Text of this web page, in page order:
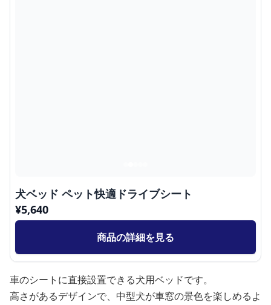
犬ベッド ペット快適ドライブシート
¥5,640
商品の詳細を見る
車のシートに直接設置できる犬用ベッドです。
高さがあるデザインで、中型犬が車窓の景色を楽しめるよ